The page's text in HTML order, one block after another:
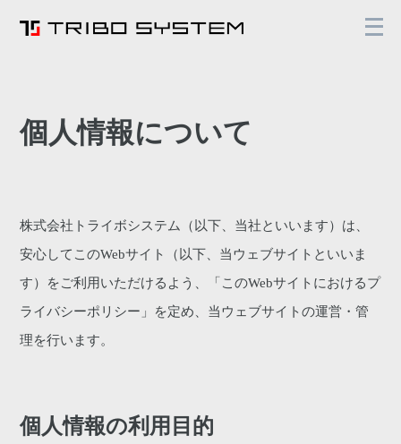
メ
ニ
個人情報について
株式会社トライボシステム（以下、当社といいます）は、
安心してこのWebサイト（以下、当ウェブサイトといいま
す）をご利用いただけるよう、「このWebサイトにおけるプ
ライバシーポリシー」を定め、当ウェブサイトの運営・管
理を行います。
個人情報の利用目的